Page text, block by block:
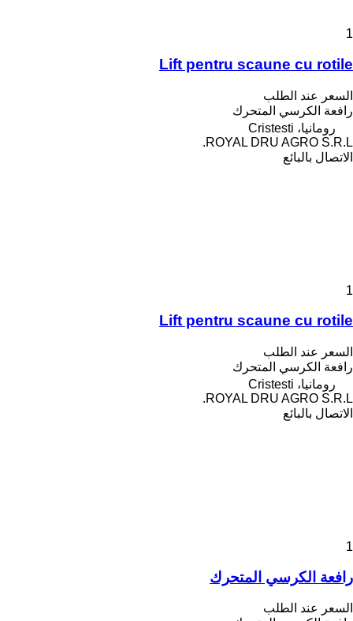
1
Lift pentru scaune cu rotile
السعر عند الطلب
رافعة الكرسي المتحرك
رومانيا، Cristesti
ROYAL DRU AGRO S.R.L.
الاتصال بالبائع
1
Lift pentru scaune cu rotile
السعر عند الطلب
رافعة الكرسي المتحرك
رومانيا، Cristesti
ROYAL DRU AGRO S.R.L.
الاتصال بالبائع
1
رافعة الكرسي المتحرك
السعر عند الطلب